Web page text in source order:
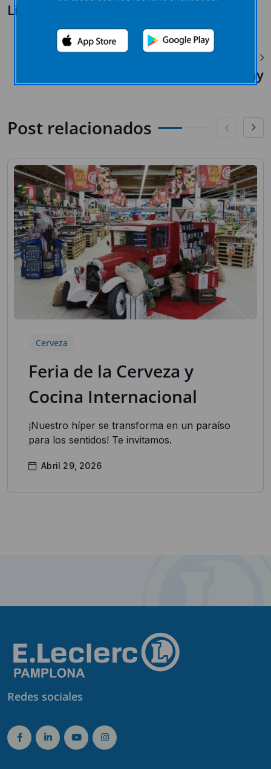
Linkster
Kidway
Post relacionados
Cerveza
Feria de la Cerveza y
Cocina Internacional
¡Nuestro híper se transforma en un paraíso
para los sentidos! Te invitamos.
Abril 29, 2026
Redes sociales